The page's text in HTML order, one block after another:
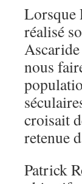
Lorsque
réalisé
nous
croisait
retenue
Patrick